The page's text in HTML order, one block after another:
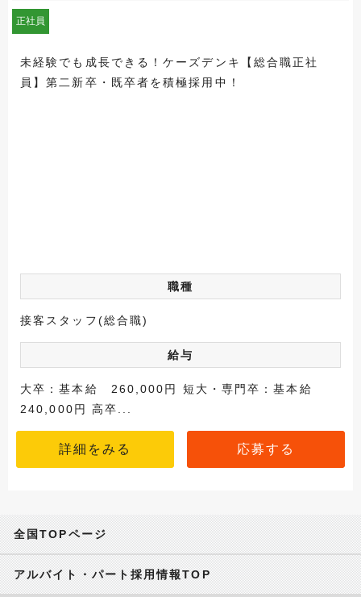
正社員
未経験でも成長できる！ケーズデンキ【総合職正社
員】第二新卒・既卒者を積極採用中！
職種
接客スタッフ(総合職)
給与
大卒：基本給 260,000円 短大・専門卒：基本給
240,000円 高卒...
詳細をみる 応募する
全国TOPページ
アルバイト・パート採用情報TOP